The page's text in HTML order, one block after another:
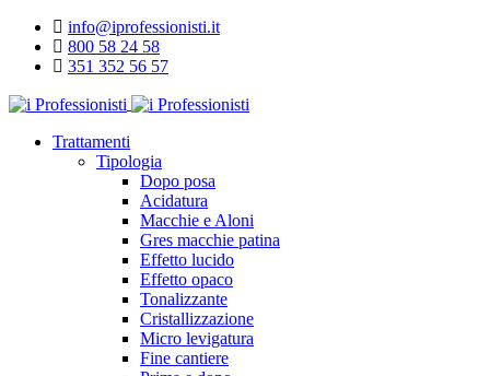
info@iprofessionisti.it
800 58 24 58
351 352 56 57
Trattamenti
Tipologia
Dopo posa
Acidatura
Macchie e Aloni
Gres macchie patina
Effetto lucido
Effetto opaco
Tonalizzante
Cristallizzazione
Micro levigatura
Fine cantiere